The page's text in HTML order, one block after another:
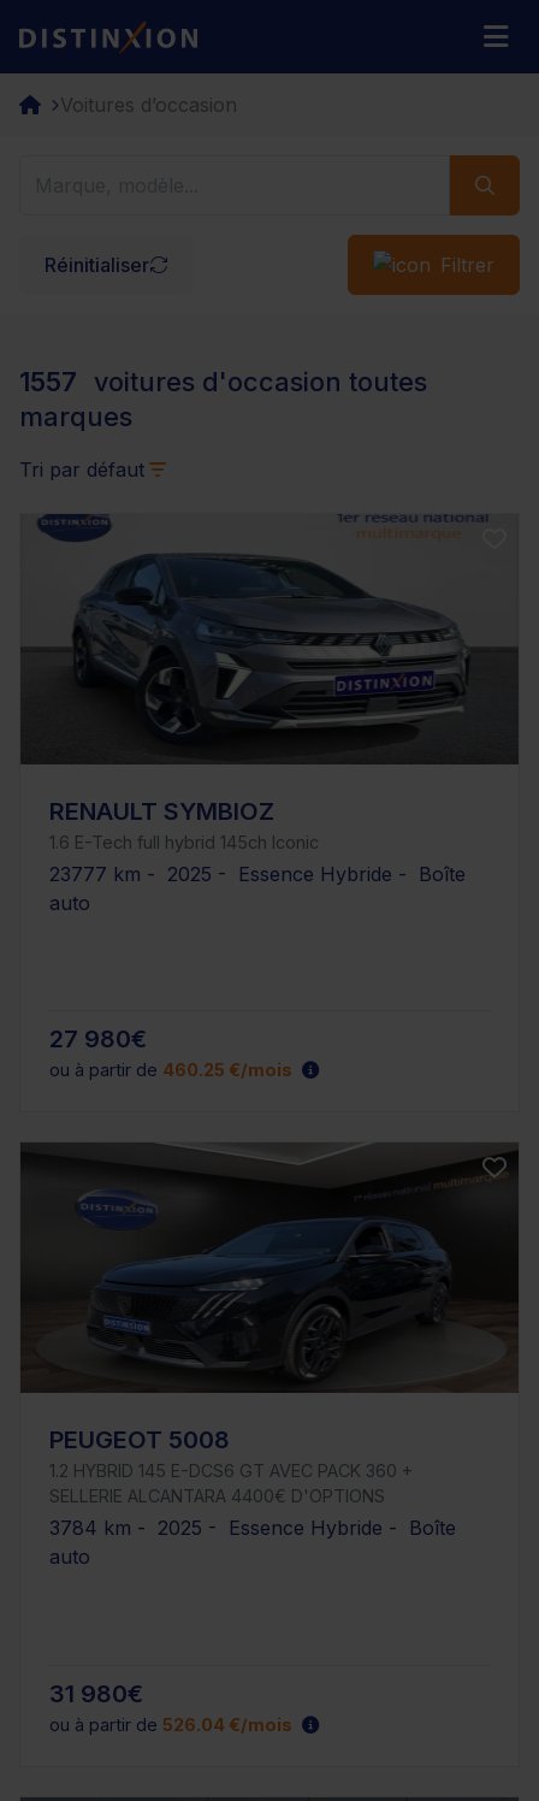
Distinxion
Voitures d’occasion
Réinitialiser Filtrer
1557
voitures d'occasion toutes
marques
Tri par défaut
RENAULT SYMBIOZ
1.6 E-Tech full hybrid 145ch Iconic
23777 km - 2025 - Essence Hybride - Boîte
auto
27 980€
ou à partir de 460.25 €/mois
PEUGEOT 5008
1.2 HYBRID 145 E-DCS6 GT AVEC PACK 360 +
SELLERIE ALCANTARA 4400€ D'OPTIONS
3784 km - 2025 - Essence Hybride - Boîte
auto
31 980€
ou à partir de 526.04 €/mois